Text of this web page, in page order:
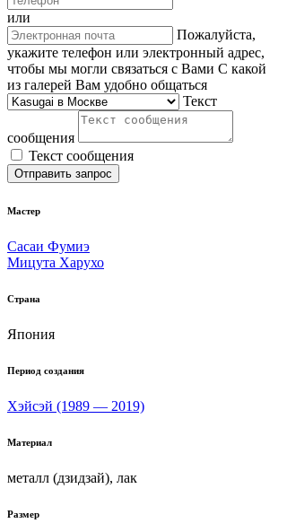
или
Пожалуйста,
укажите телефон или электронный адрес,
чтобы мы могли связаться с Вами С какой
из галерей Вам удобно общаться
Текст
сообщения
Текст сообщения
Отправить запрос
Мастер
Сасаи Фумиэ
Мицута Харухо
Страна
Япония
Период создания
Хэйсэй (1989 — 2019)
Материал
металл (дзидзай), лак
Размер